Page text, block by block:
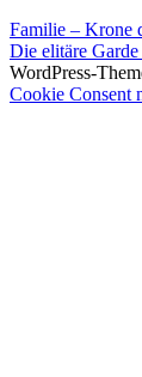
Vorheriger
Beitrag:
Familie – Krone
Nächster
Beitrag:
Die elitäre Garde
WordPress-
Cookie Consent